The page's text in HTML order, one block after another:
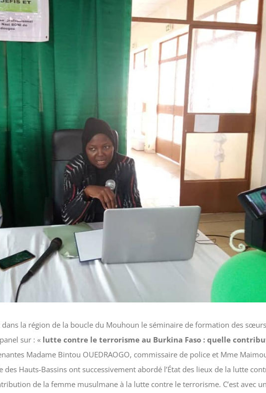
dans la région de la boucle du Mouhoun le séminaire de formation des
sur : « lutte contre le terrorisme au Burkina Faso : quelle
Madame Bintou OUEDRAOGO, commissaire de police et Mme
Hauts-Bassins ont successivement abordé l’État des lieux de la lutte
de la femme musulmane à la lutte contre le terrorisme. C’est avec